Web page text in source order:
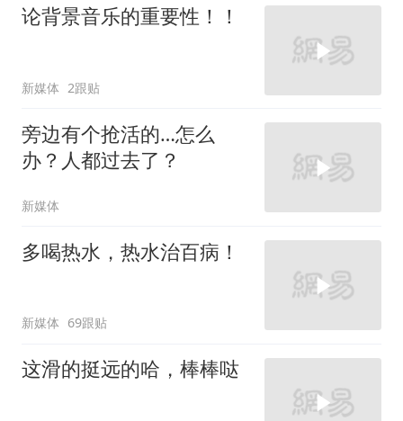
论背景音乐的重要性！！
新媒体 2跟贴
旁边有个抢活的…怎么
办？人都过去了？
新媒体
多喝热水，热水治百病！
新媒体 69跟贴
这滑的挺远的哈，棒棒哒